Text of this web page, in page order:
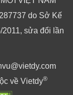
do Sở Kế
sửa đổi lần
về Vietdy®